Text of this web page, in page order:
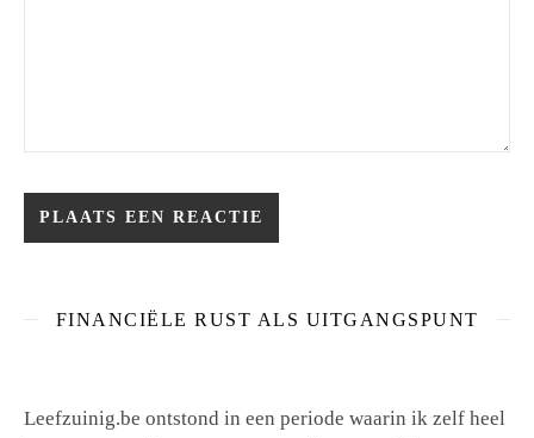
FINANCIËLE RUST ALS UITGANGSPUNT
Leefzuinig.be ontstond in een periode waarin ik zelf heel